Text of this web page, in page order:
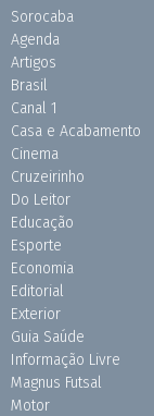
Sorocaba
Agenda
Artigos
Brasil
Canal 1
Casa e Acabamento
Cinema
Cruzeirinho
Do Leitor
Educação
Esporte
Economia
Editorial
Exterior
Guia Saúde
Informação Livre
Magnus Futsal
Motor